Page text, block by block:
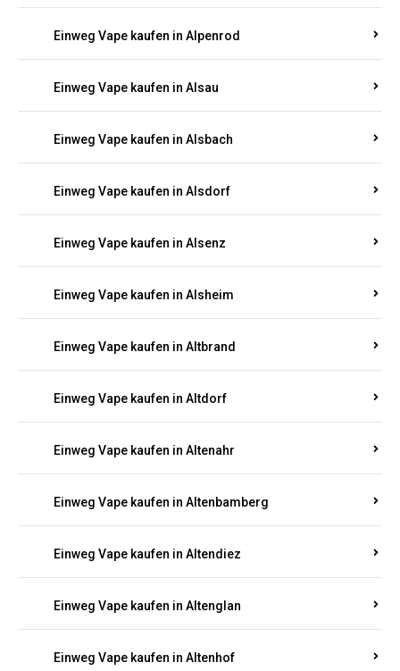
Einweg Vape kaufen in Alpenrod
Einweg Vape kaufen in Alsau
Einweg Vape kaufen in Alsbach
Einweg Vape kaufen in Alsdorf
Einweg Vape kaufen in Alsenz
Einweg Vape kaufen in Alsheim
Einweg Vape kaufen in Altbrand
Einweg Vape kaufen in Altdorf
Einweg Vape kaufen in Altenahr
Einweg Vape kaufen in Altenbamberg
Einweg Vape kaufen in Altendiez
Einweg Vape kaufen in Altenglan
Einweg Vape kaufen in Altenhof